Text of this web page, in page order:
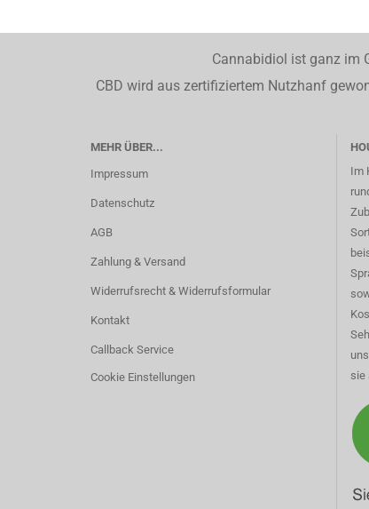
Cannabidiol ist ganz im
CBD wird aus zertifiziertem Nutzhanf
MEHR ÜBER...
Impressum
Datenschutz
AGB
Zahlung & Versand
Widerrufsrecht & Widerrufsformular
Kontakt
Callback Service
Cookie Einstellungen
Im
sie